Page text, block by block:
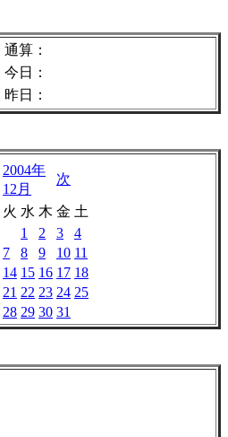
通算：
今日：
昨日：
2004年
12月
次
火 水 木 金 土
1
2 3
4
7 8 9 10 11
14 15 16 17 18
21 22 23 24 25
28 29 30 31